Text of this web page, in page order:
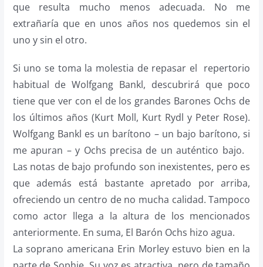
que resulta mucho menos adecuada. No me
extrañaría que en unos años nos quedemos sin el
uno y sin el otro.
Si uno se toma la molestia de repasar el repertorio
habitual de Wolfgang Bankl, descubrirá que poco
tiene que ver con el de los grandes Barones Ochs de
los últimos años (Kurt Moll, Kurt Rydl y Peter Rose).
Wolfgang Bankl es un barítono – un bajo barítono, si
me apuran – y Ochs precisa de un auténtico bajo.
Las notas de bajo profundo son inexistentes, pero es
que además está bastante apretado por arriba,
ofreciendo un centro de no mucha calidad. Tampoco
como actor llega a la altura de los mencionados
anteriormente. En suma, El Barón Ochs hizo agua.
La soprano americana Erin Morley estuvo bien en la